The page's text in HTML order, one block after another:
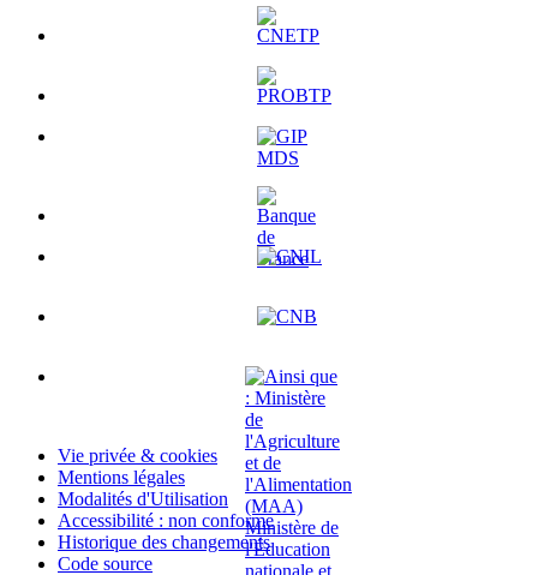
Vie privée & cookies
Mentions légales
Modalités d'Utilisation
Accessibilité : non conforme
Historique des changements
Code source